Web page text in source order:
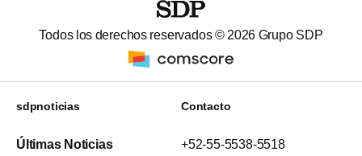
Todos los derechos reservados © 2026 Grupo SDP
sdpnoticias
Últimas Noticias
Contacto
+52-55-5538-5518